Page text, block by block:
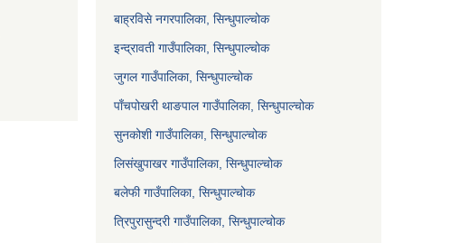
बाह्रविसे नगरपालिका, सिन्धुपाल्चोक
इन्द्रावती गाउँपालिका, सिन्धुपाल्चोक
जुगल गाउँपालिका, सिन्धुपाल्चोक
पाँचपोखरी थाङपाल गाउँपालिका, सिन्धुपाल्चोक
सुनकोशी गाउँपालिका, सिन्धुपाल्चोक
लिसंखुपाखर गाउँपालिका, सिन्धुपाल्चोक
बलेफी गाउँपालिका, सिन्धुपाल्चोक
त्रिपुरासुन्दरी गाउँपालिका, सिन्धुपाल्चोक